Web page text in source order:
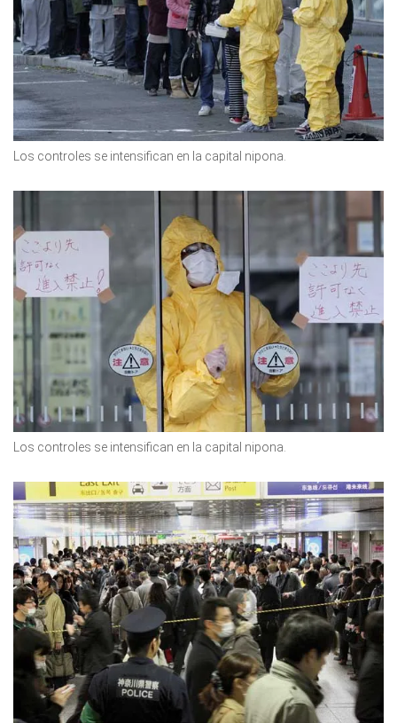
Los controles se intensifican en la capital nipona.
Los controles se intensifican en la capital nipona.